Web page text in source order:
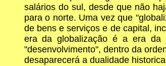
salários do sul, desde que não
para o norte. Uma vez que
de bens e serviços e de capital,
era da globalização é a era da
"desenvolvimento", dentro da
desaparecerá a dualidade